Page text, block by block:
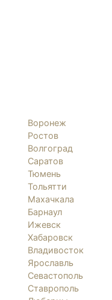
Воронеж
Ростов
Волгоград
Саратов
Тюмень
Тольятти
Махачкала
Барнаул
Ижевск
Хабаровск
Владивосток
Ярославль
Севастополь
Ставрополь